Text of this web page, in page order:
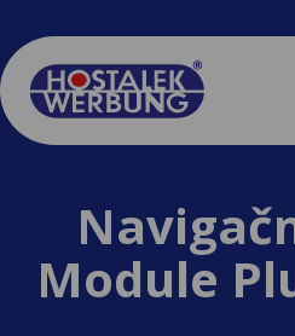
Module